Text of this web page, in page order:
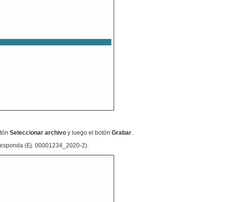
Seleccionar archivo y luego el botón Grabar.
(Ej. 00001234_2020-2).